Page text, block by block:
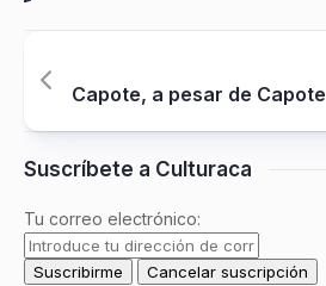
Capote, a pesar de Capote
Suscríbete a Culturaca
Tu correo electrónico: